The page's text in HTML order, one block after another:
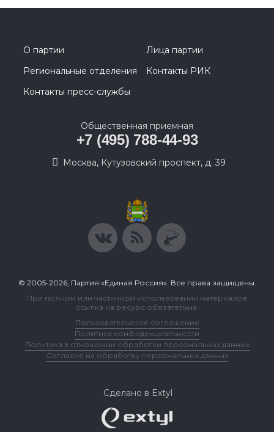
О партии
Лица партии
Региональные отделения
Контакты РИК
Контакты пресс-службы
Общественная приемная
+7 (495) 788-44-93
Москва, Кутузовский проспект, д. 39
© 2005-2026, Партия «Единая Россия». Все права защищены.
При полном или частичном использовании материалов
ссылка на ресурс обязательна.
Пользовательское соглашение
Политика конфиденциальности
Политика в отношении обработки персональных данных
Согласие на обработку персональных данных
Сделано в Extyl